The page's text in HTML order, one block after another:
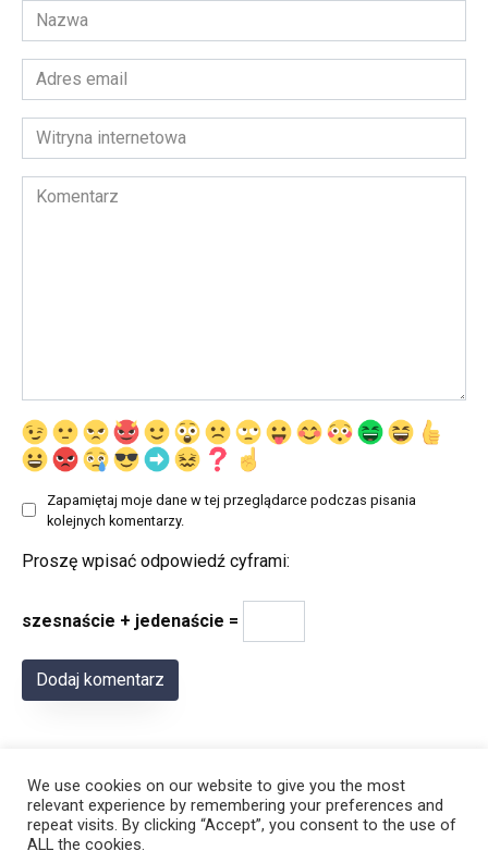
Nazwa
*
Adres
email
*Witryna
internetowa
Komentarz
Zapamiętaj moje dane w tej przeglądarce podczas pisania
kolejnych komentarzy.
Proszę wpisać odpowiedź cyframi:
szesnaście + jedenaście =
We use cookies on our website to give you the most
relevant experience by remembering your preferences and
repeat visits. By clicking “Accept”, you consent to the use of
ALL the cookies.